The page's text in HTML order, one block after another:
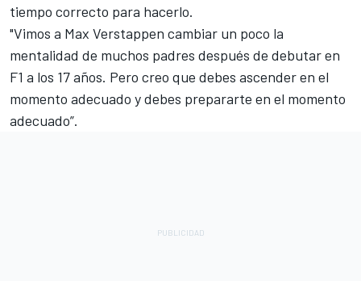
tiempo correcto para hacerlo.
"Vimos a Max Verstappen cambiar un poco la
mentalidad de muchos padres después de debutar en
F1 a los 17 años. Pero creo que debes ascender en el
momento adecuado y debes prepararte en el momento
adecuado”.